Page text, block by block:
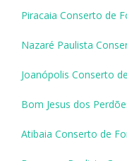
Piracaia Conserto de
Nazaré Paulista
Joanópolis Conserto
Bom Jesus dos
Atibaia Conserto de